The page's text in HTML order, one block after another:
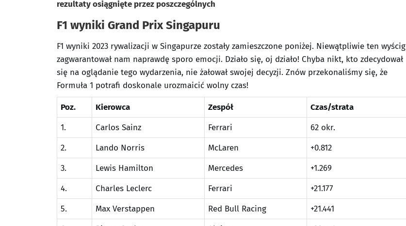
rezultaty osiągnięte przez poszczególnych
F1 wyniki Grand Prix Singapuru
F1 wyniki 2023 rywalizacji w Singapurze zostały zamieszczone poniżej. Niewątpliwie ten wyścig
zagwarantował nam naprawdę sporo emocji. Działo się, oj działo! Chyba nikt, kto zdecydował
się na oglądanie tego wydarzenia, nie żałował swojej decyzji. Znów przekonaliśmy się, że
Formuła 1 potrafi doskonale urozmaicić wolny czas!
Poz. Kierowca Zespół
Czas/strata
1.
Carlos Sainz Ferrari
62 okr.
2.
Lando Norris McLaren
+0.812
3.
Lewis Hamilton Mercedes
+1.269
4.
Charles Leclerc Ferrari
+21.177
5.
Max Verstappen Red Bull Racing
+21.441